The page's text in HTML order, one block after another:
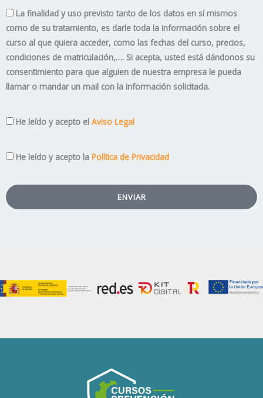
La finalidad y uso previsto tanto de los datos en sí mismos
como de su tratamiento, es darle toda la información sobre el
curso al que quiera acceder, como las fechas del curso, precios,
condiciones de matriculación,…. Si acepta, usted está dándonos su
consentimiento para que alguien de nuestra empresa le pueda
llamar o mandar un mail con la información solicitada.
AvisoHe leído y acepto el Aviso Legal
Privacidad
He leído y acepto la Política de Privacidad
ENVIAR